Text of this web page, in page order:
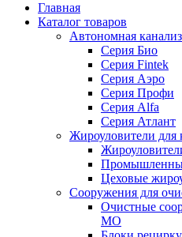
Главная
Каталог товаров
Автономная
Серия Био
Серия Fintek
Серия Аэро
Серия Профи
Серия Alfa
Серия Атлант
Жироуловители для
Цеховые
Сооружения для
Очистные
МО